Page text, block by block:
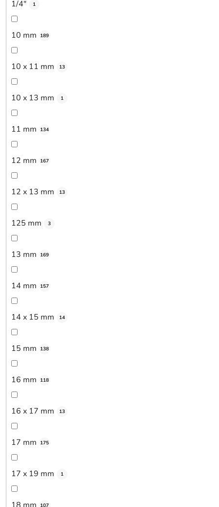
1/4" 1
10 mm 189
10 x 11 mm 13
10 x 13 mm 1
11 mm 134
12 mm 167
12 x 13 mm 13
125 mm 3
13 mm 169
14 mm 157
14 x 15 mm 14
15 mm 138
16 mm 118
16 x 17 mm 13
17 mm 175
17 x 19 mm 1
107